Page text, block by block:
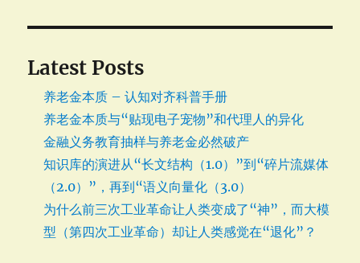
Latest Posts
养老金本质 – 认知对齐科普手册
养老金本质与“贴现电子宠物”和代理人的异化
金融义务教育抽样与养老金必然破产
知识库的演进从“长文结构（1.0）”到“碎片流媒体
（2.0）”，再到“语义向量化（3.0）
为什么前三次工业革命让人类变成了“神”，而大模
型（第四次工业革命）却让人类感觉在“退化”？